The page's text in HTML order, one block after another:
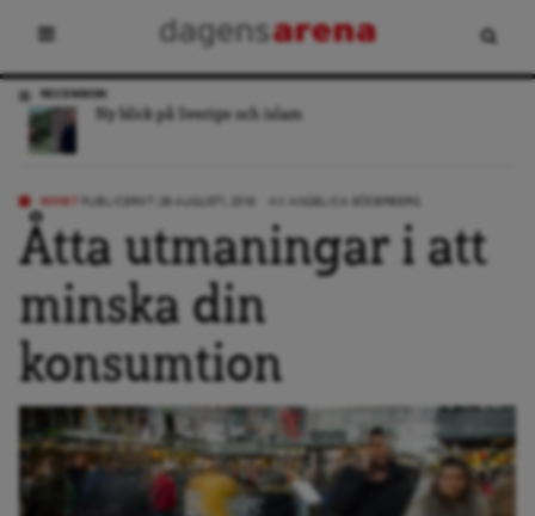
RECENSION
Ny blick på Sverige och islam
Åtta utmaningar i att
minska din
konsumtion